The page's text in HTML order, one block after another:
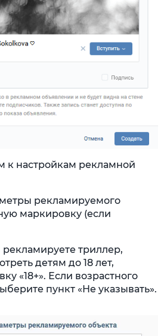
к настройкам рекламной
рекламируемого
маркировку (если
триллер,
детям до 18 лет,
«18+». Если возрастного
пункт «Не указывать».